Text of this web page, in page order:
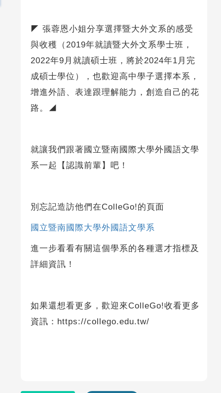
◤ 張蓉恩小姐分享選擇暨大外文系的感受
與收穫（2019年就讀暨大外文系學士班，
2022年9月就讀碩士班，將於2024年1月完
成碩士學位），也歡迎高中學子選擇本系，
增進外語、表達跟理解能力，創造自己的花
路。◢
就讓我們跟著國立暨南國際大學外國語文學
系一起【認識前輩】吧！
別忘記造訪他們在ColleGo!的頁面
國立暨南國際大學外國語文學系
進一步看看有關這個學系的各種選才指標及
詳細資訊！
如果還想看更多，歡迎來ColleGo!收看更多
資訊：https://collego.edu.tw/